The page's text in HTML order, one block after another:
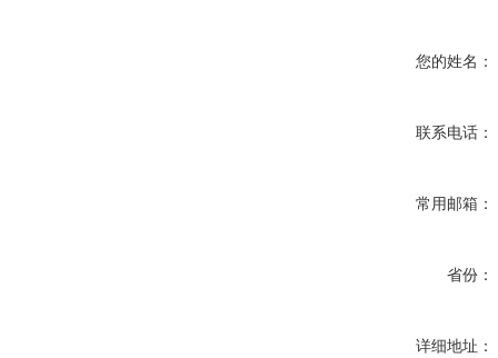
您的姓名：
联系电话：
常用邮箱：
省份：
详细地址：